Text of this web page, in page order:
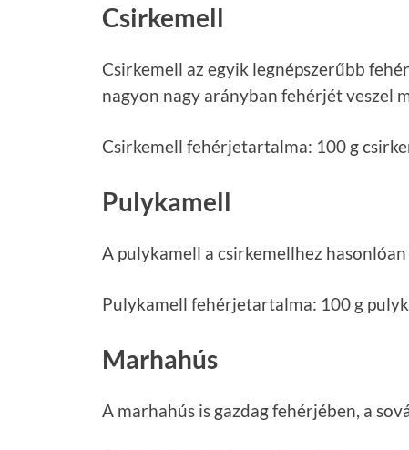
Csirkemell
Csirkemell az egyik legnépszerűbb
nagyon nagy arányban fehérjét veszel
Csirkemell fehérjetartalma: 100 g
Pulykamell
A pulykamell a csirkemellhez
Pulykamell fehérjetartalma: 100 g
Marhahús
A marhahús is gazdag fehérjében, a